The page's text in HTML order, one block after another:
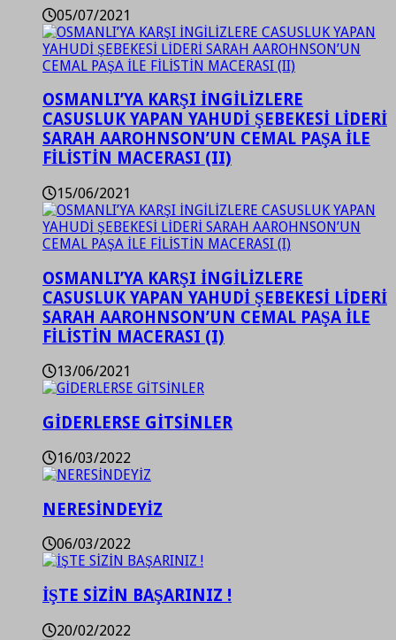
05/07/2021
OSMANLI’YA KARŞI İNGİLİZLERE
CASUSLUK YAPAN YAHUDİ ŞEBEKESİ LİDERİ
SARAH AAROHNSON’UN CEMAL PAŞA İLE
FİLİSTİN MACERASI (II)
15/06/2021
OSMANLI’YA KARŞI İNGİLİZLERE
CASUSLUK YAPAN YAHUDİ ŞEBEKESİ LİDERİ
SARAH AAROHNSON’UN CEMAL PAŞA İLE
FİLİSTİN MACERASI (I)
13/06/2021
GİDERLERSE GİTSİNLER
16/03/2022
NERESİNDEYİZ
06/03/2022
İŞTE SİZİN BAŞARINIZ !
20/02/2022